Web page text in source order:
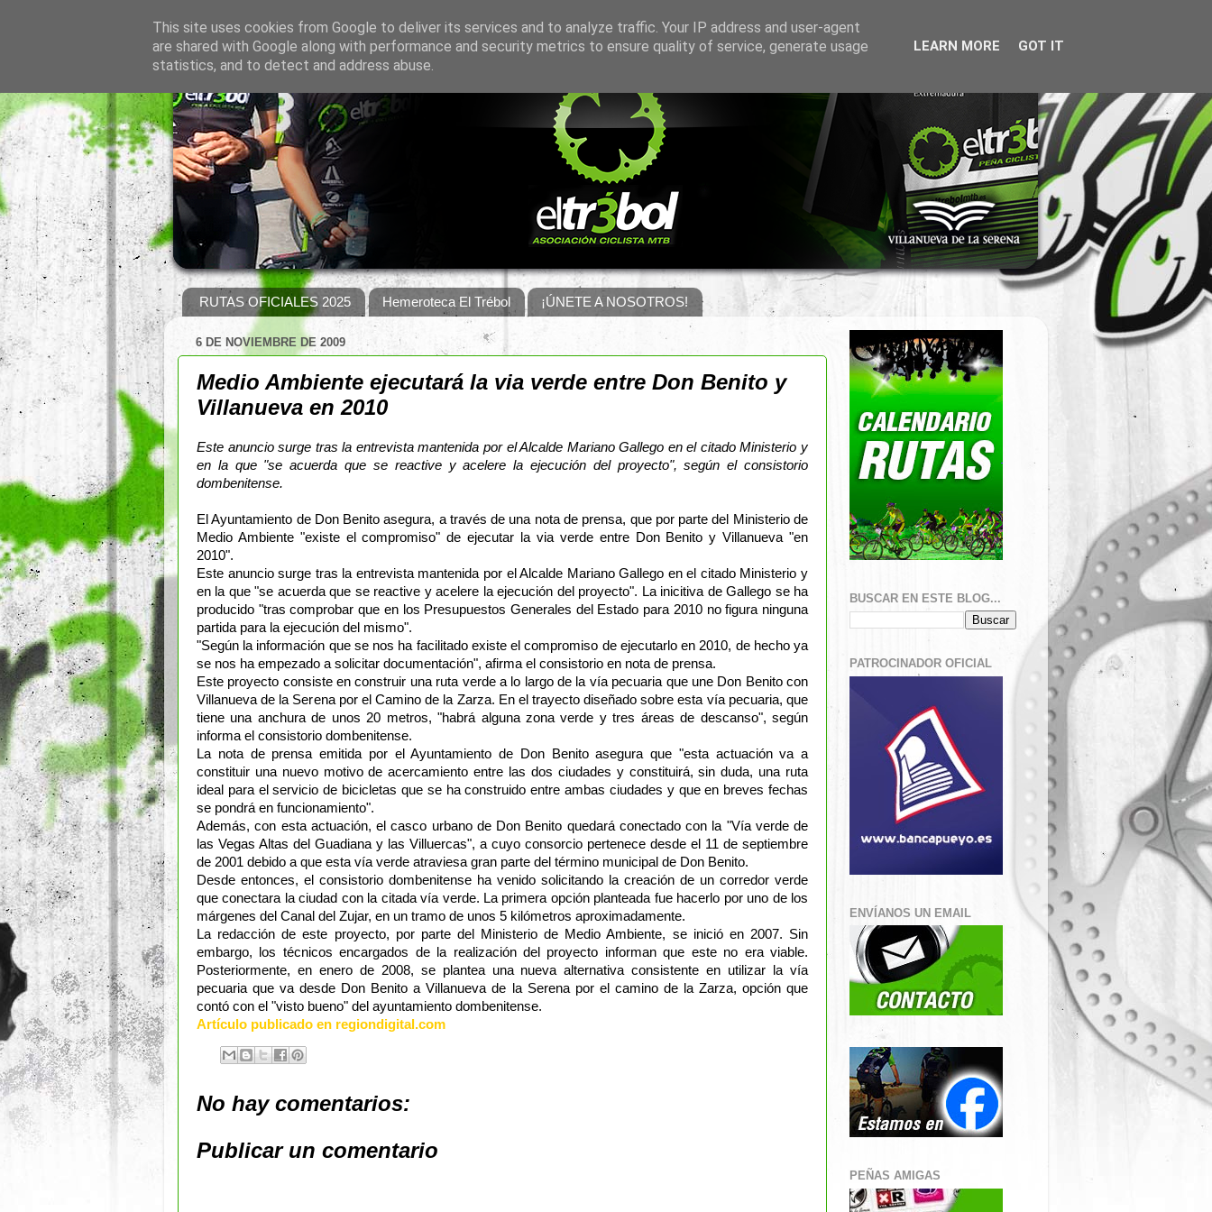
RUTAS OFICIALES 2025 Hemeroteca El Trébol ¡ÚNETE A NOSOTROS!
6 DE NOVIEMBRE DE 2009
Medio Ambiente ejecutará la via verde entre Don Benito y
Villanueva en 2010
Este anuncio surge tras la entrevista mantenida por el Alcalde Mariano Gallego en el citado Ministerio y
en la que "se acuerda que se reactive y acelere la ejecución del proyecto", según el consistorio
dombenitense.
El Ayuntamiento de Don Benito asegura, a través de una nota de prensa, que por parte del Ministerio de
Medio Ambiente "existe el compromiso" de ejecutar la via verde entre Don Benito y Villanueva "en
2010".
Este anuncio surge tras la entrevista mantenida por el Alcalde Mariano Gallego en el citado Ministerio y
en la que "se acuerda que se reactive y acelere la ejecución del proyecto". La inicitiva de Gallego se ha
producido "tras comprobar que en los Presupuestos Generales del Estado para 2010 no figura ninguna
partida para la ejecución del mismo".
"Según la información que se nos ha facilitado existe el compromiso de ejecutarlo en 2010, de hecho ya
se nos ha empezado a solicitar documentación", afirma el consistorio en nota de prensa.
Este proyecto consiste en construir una ruta verde a lo largo de la vía pecuaria que une Don Benito con
Villanueva de la Serena por el Camino de la Zarza. En el trayecto diseñado sobre esta vía pecuaria, que
tiene una anchura de unos 20 metros, "habrá alguna zona verde y tres áreas de descanso", según
informa el consistorio dombenitense.
La nota de prensa emitida por el Ayuntamiento de Don Benito asegura que "esta actuación va a
constituir una nuevo motivo de acercamiento entre las dos ciudades y constituirá, sin duda, una ruta
ideal para el servicio de bicicletas que se ha construido entre ambas ciudades y que en breves fechas
se pondrá en funcionamiento".
Además, con esta actuación, el casco urbano de Don Benito quedará conectado con la "Vía verde de
las Vegas Altas del Guadiana y las Villuercas", a cuyo consorcio pertenece desde el 11 de septiembre
de 2001 debido a que esta vía verde atraviesa gran parte del término municipal de Don Benito.
Desde entonces, el consistorio dombenitense ha venido solicitando la creación de un corredor verde
que conectara la ciudad con la citada vía verde. La primera opción planteada fue hacerlo por uno de los
márgenes del Canal del Zujar, en un tramo de unos 5 kilómetros aproximadamente.
La redacción de este proyecto, por parte del Ministerio de Medio Ambiente, se inició en 2007. Sin
embargo, los técnicos encargados de la realización del proyecto informan que este no era viable.
Posteriormente, en enero de 2008, se plantea una nueva alternativa consistente en utilizar la vía
pecuaria que va desde Don Benito a Villanueva de la Serena por el camino de la Zarza, opción que
contó con el "visto bueno" del ayuntamiento dombenitense.
Artículo publicado en regiondigital.com
No hay comentarios:
Publicar un comentario
BUSCAR EN ESTE BLOG...
PATROCINADOR OFICIAL
ENVÍANOS UN EMAIL
PEÑAS AMIGAS
This site uses cookies from Google to deliver its services and to analyze traffic. Your IP address and user-agent
are shared with Google along with performance and security metrics to ensure quality of service, generate usage
statistics, and to detect and address abuse.
LEARN MORE GOT IT